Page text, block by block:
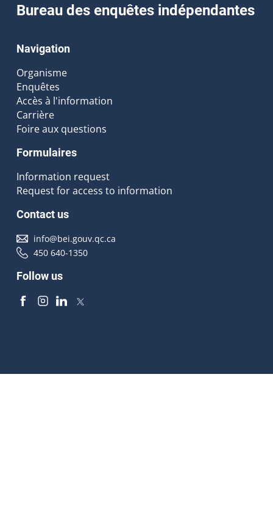
Bureau des enquêtes indépendantes
Navigation
Organisme
Enquêtes
Accès à l'information
Carrière
Foire aux questions
Formulaires
Information request
Request for access to information
Contact us
info@bei.gouv.qc.ca
450 640-1350
Follow us